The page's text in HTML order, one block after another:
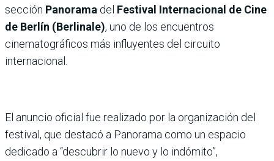
sección Panorama del Festival Internacional de Cine
de Berlín (Berlinale), uno de los encuentros
cinematográficos más influyentes del circuito
internacional.
El anuncio oficial fue realizado por la organización del
festival, que destacó a Panorama como un espacio
dedicado a “descubrir lo nuevo y lo indómito”,